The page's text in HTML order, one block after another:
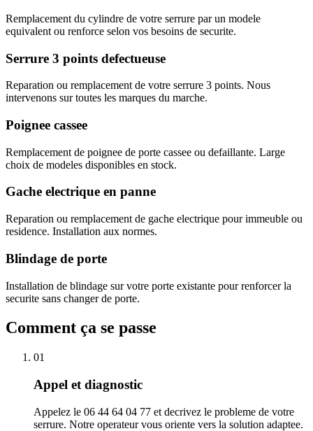
Remplacement du cylindre de votre serrure par un modele
equivalent ou renforce selon vos besoins de securite.
Serrure 3 points defectueuse
Reparation ou remplacement de votre serrure 3 points. Nous
intervenons sur toutes les marques du marche.
Poignee cassee
Remplacement de poignee de porte cassee ou defaillante. Large
choix de modeles disponibles en stock.
Gache electrique en panne
Reparation ou remplacement de gache electrique pour immeuble ou
residence. Installation aux normes.
Blindage de porte
Installation de blindage sur votre porte existante pour renforcer la
securite sans changer de porte.
Comment ça se passe
01
Appel et diagnostic
Appelez le 06 44 64 04 77 et decrivez le probleme de votre
serrure. Notre operateur vous oriente vers la solution adaptee.